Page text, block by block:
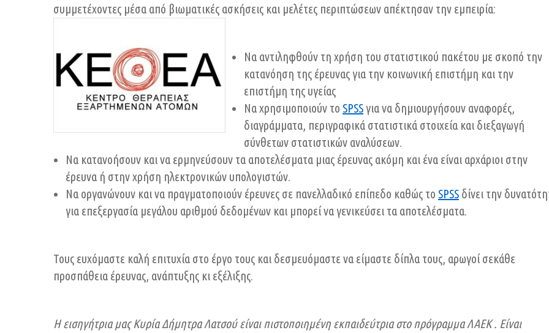
συμμετέχοντες μέσα από βιωματικές ασκήσεις και μελέτες περιπτώσεων απέκτησαν την εμπειρία:
Να αντιληφθούν τη χρήση του στατιστικού πακέτου με σκοπό την
κατανόηση της έρευνας για την κοινωνική επιστήμη και την
επιστήμη της υγείας
Να χρησιμοποιούν το SPSSγια να δημιουργήσουν αναφορές,
διαγράμματα, περιγραφικά στατιστικά στοιχεία και διεξαγωγή
σύνθετων στατιστικών αναλύσεων.
Να κατανοήσουν και να ερμηνεύσουν τα αποτελέσματα μιας έρευνας ακόμη και ένα είναι αρχάριοι στην
έρευνα ή στην χρήση ηλεκτρονικών υπολογιστών.
Να οργανώνουν και να πραγματοποιούν έρευνες σε πανελλαδικό επίπεδο καθώς το SPSS δίνει την
για επεξεργασία μεγάλου αριθμού δεδομένων και μπορεί να γενικεύσει τα αποτελέσματα.
Τους ευχόμαστε καλή επιτυχία στο έργο τους και δεσμευόμαστε να είμαστε δίπλα τους, αρωγοί σεκάθε
προσπάθεια έρευνας, ανάπτυξης κι εξέλιξης.
Η εισηγήτρια μας Κυρία Δήμητρα Λατσού είναι πιστοποιημένη εκπαιδεύτρια στο πρόγραμμα ΛΑΕΚ . Είναι